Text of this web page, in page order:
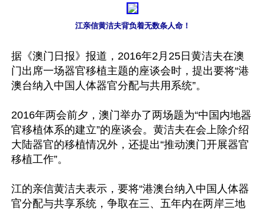
江亲信黄洁夫背负着无数条人命！
据《澳门日报》报道，2016年2月25日黄洁夫在澳
门出席一场器官移植主题的座谈会时，提出要将“港
澳台纳入中国人体器官分配与共用系统”。
2016年两会前夕，澳门举办了两场题为“中国内地器
官移植体系的建立”的座谈会。黄洁夫在会上除介绍
大陆器官的移植情况外，还提出“推动澳门开展器官
移植工作”。
江的亲信黄洁夫表示，要将“港澳台纳入中国人体器
官分配与共享系统，争取在三、五年内在两岸三地